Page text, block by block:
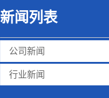
新闻列表
公司新闻
行业新闻